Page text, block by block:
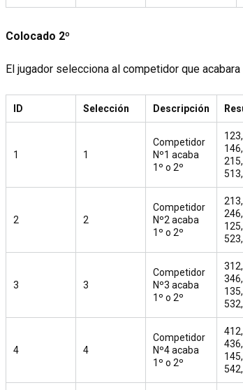
Colocado 2º
El jugador selecciona al competidor que
ID Selección Descripción
1 1
Competidor
Nº1 acaba
1º o 2º
2 2
Competidor
Nº2 acaba
1º o 2º
3 3
Competidor
Nº3 acaba
1º o 2º
4 4
Competidor
Nº4 acaba
1º o 2º